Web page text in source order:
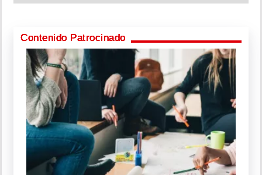
Contenido Patrocinado